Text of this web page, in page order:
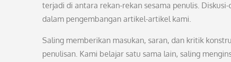
terjadi di antara rekan-rekan sesama penulis.
dalam pengembangan artikel-artikel kami.
Saling memberikan masukan, saran, dan kritik
penulisan. Kami belajar satu sama lain, saling